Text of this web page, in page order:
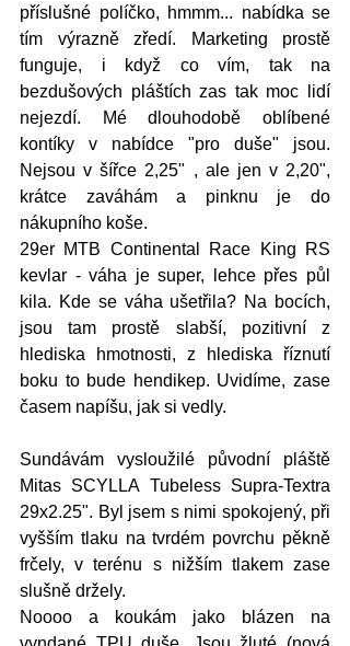
příslušné políčko, hmmm... nabídka se
tím výrazně zředí. Marketing prostě
funguje, i když co vím, tak na
bezdušových pláštích zas tak moc lidí
nejezdí. Mé dlouhodobě oblíbené
kontíky v nabídce "pro duše" jsou.
Nejsou v šířce 2,25" , ale jen v 2,20",
krátce zaváhám a pinknu je do
nákupního koše.
29er MTB Continental Race King RS
kevlar - váha je super, lehce přes půl
kila. Kde se váha ušetřila? Na bocích,
jsou tam prostě slabší, pozitivní z
hlediska hmotnosti, z hlediska říznutí
boku to bude hendikep. Uvidíme, zase
časem napíšu, jak si vedly.
Sundávám vysloužilé původní pláště
Mitas SCYLLA Tubeless Supra-Textra
29x2.25". Byl jsem s nimi spokojený, při
vyšším tlaku na tvrdém povrchu pěkně
frčely, v terénu s nižším tlakem zase
slušně držely.
Noooo a koukám jako blázen na